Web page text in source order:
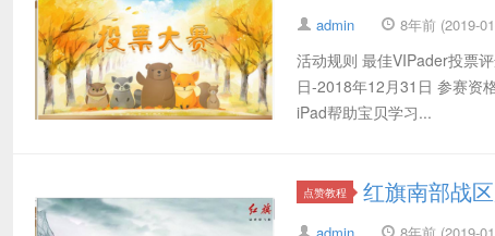
admin 8年前 (2019-
活动规则 最佳VIPader投票
日-2018年12月31日 参赛资
iPad帮助宝贝学习...
点赞教程 红旗南部战